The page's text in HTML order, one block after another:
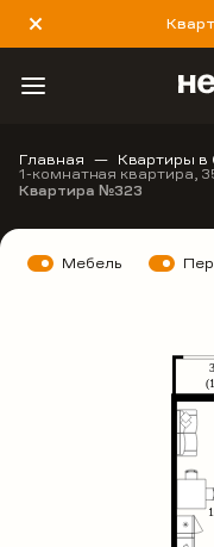
8
Главная Квартиры в
1-комнатная квартира,
Квартира №323
Мебель